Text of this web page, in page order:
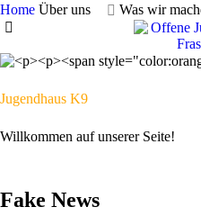
Home Über uns Was wir
Jugendhaus K9
Willkommen auf unserer Seite!
Fake News